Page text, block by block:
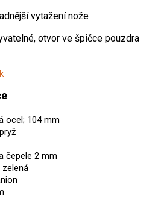
vytažení nože
otvor ve špičce pouzdra
ocel; 104 mm
čepele 2 mm